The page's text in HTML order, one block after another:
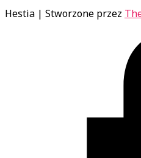
Hestia | Stworzone przez